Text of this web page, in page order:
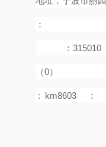
：
：315010
（0）
: km8603 :